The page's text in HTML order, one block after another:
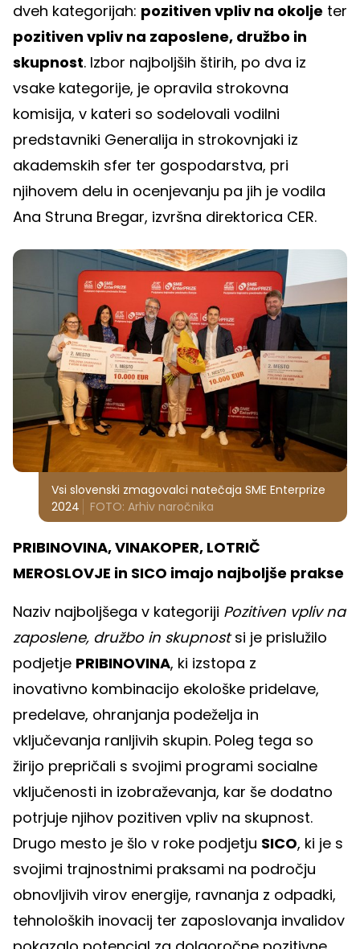
dveh kategorijah: pozitiven vpliv na okolje ter
pozitiven vpliv na zaposlene, družbo in
skupnost. Izbor najboljših štirih, po dva iz
vsake kategorije, je opravila strokovna
komisija, v kateri so sodelovali vodilni
predstavniki Generalija in strokovnjaki iz
akademskih sfer ter gospodarstva, pri
njihovem delu in ocenjevanju pa jih je vodila
Ana Struna Bregar, izvršna direktorica CER.
Vsi slovenski zmagovalci natečaja SME Enterprize
2024
FOTO: Arhiv naročnika
PRIBINOVINA, VINAKOPER, LOTRIČ
MEROSLOVJE in SICO imajo najboljše prakse
Naziv najboljšega v kategoriji Pozitiven vpliv na
zaposlene, družbo in skupnostsi je prislužilo
podjetje PRIBINOVINA, ki izstopa z
inovativno kombinacijo ekološke pridelave,
predelave, ohranjanja podeželja in
vključevanja ranljivih skupin. Poleg tega so
žirijo prepričali s svojimi programi socialne
vključenosti in izobraževanja, kar še dodatno
potrjuje njihov pozitiven vpliv na skupnost.
Drugo mesto je šlo v roke podjetju SICO, ki je s
svojimi trajnostnimi praksami na področju
obnovljivih virov energije, ravnanja z odpadki,
tehnoloških inovacij ter zaposlovanja invalidov